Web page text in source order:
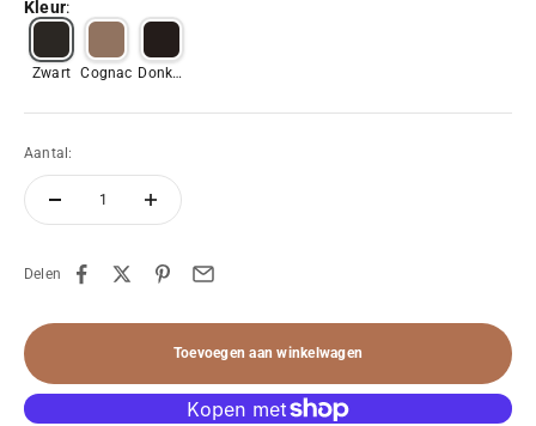
Kleur:
Zwart Cognac Donker
Aantal:
Delen
Toevoegen aan winkelwagen